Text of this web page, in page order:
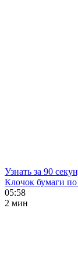
Узнать за 90
Клочок бумаги
05:58
2 мин